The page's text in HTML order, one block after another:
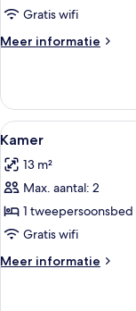
Gratis wifi
Meer informatie
Meer
Alle
foto's
voor
Kamer
laden
3
Kamer
13 m²
Max. aantal: 2
1 tweepersoonsbed
Gratis wifi
Meer informatie
Meer